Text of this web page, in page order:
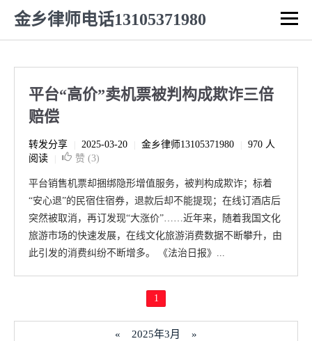
金乡律师电话13105371980
平台“高价”卖机票被判构成欺诈三倍
赔偿
转发分享 2025-03-20 金乡律师13105371980
970 人
阅读
赞 (3)
平台销售机票却捆绑隐形增值服务，被判构成欺诈；标着
“安心退”的民宿住宿券，退款后却不能提现；在线订酒店后
突然被取消，再订发现“大涨价”……近年来，随着我国文化
旅游市场的快速发展，在线文化旅游消费数据不断攀升，由
此引发的消费纠纷不断增多。 《法治日报》...
1
« 2025年3月 »